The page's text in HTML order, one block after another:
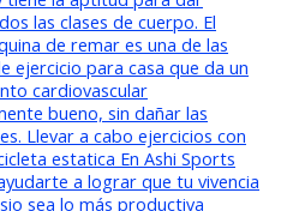
las clases de cuerpo. El
de remar es una de las
ejercicio para casa que da un
cardiovascular
bueno, sin dañar las
Llevar a cabo ejercicios con
estatica En Ashi Sports
a lograr que tu vivencia
sea lo más productiva